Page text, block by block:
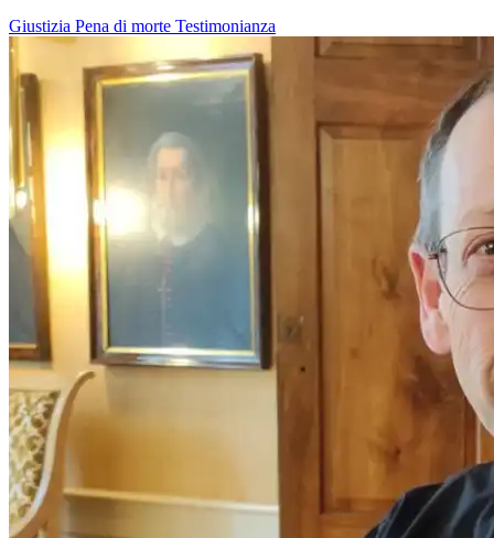
Giustizia Pena di morte Testimonianza